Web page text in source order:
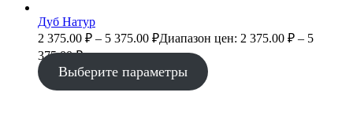
Дуб Натур
2 375.00 ₽ – 5 375.00 ₽Диапазон цен: 2 375.00 ₽ – 5
375.00 ₽
Выберите параметры